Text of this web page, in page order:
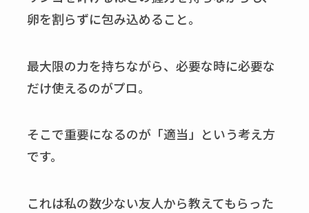
卵を割らずに包み込めること。
最大限の力を持ちながら、必要な時に必要な
だけ使えるのがプロ。
そこで重要になるのが「適当」という考え方
です。
これは私の数少ない友人から教えてもらった